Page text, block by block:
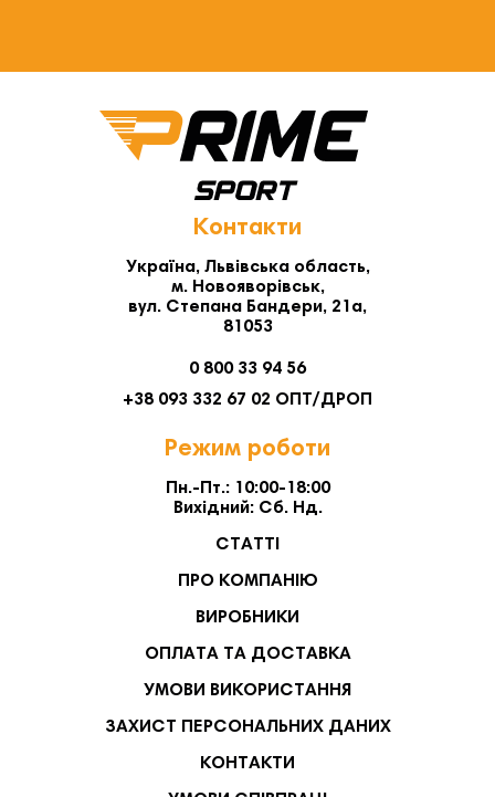
Контакти
Україна, Львівська область,
м. Новояворівськ,
вул. Степана Бандери, 21а,
81053
0 800 33 94 56
+38 093 332 67 02 ОПТ/ДРОП
Режим роботи
Пн.-Пт.: 10:00-18:00
Вихідний: Сб. Нд.
СТАТТІ
ПРО КОМПАНІЮ
ВИРОБНИКИ
ОПЛАТА ТА ДОСТАВКА
УМОВИ ВИКОРИСТАННЯ
ЗАХИСТ ПЕРСОНАЛЬНИХ ДАНИХ
КОНТАКТИ